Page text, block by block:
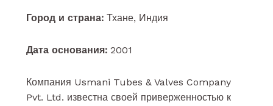
Город и страна:Тхане, Индия
Дата основания:2001
Компания Usmani Tubes & Valves Company
Pvt. Ltd. известна своей приверженностью к